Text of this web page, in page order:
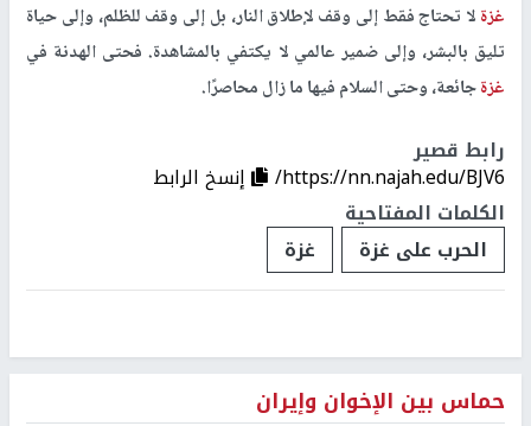
غزةلا تحتاج فقط إلى وقف لإطلاق النار، بل إلى وقف للظلم، وإلى حياة
تليق بالبشر، وإلى ضمير عالمي لا يكتفي بالمشاهدة. فحتى الهدنة في
غزةجائعة، وحتى السلام فيها ما زال محاصرًا.
رابط قصير
https://nn.najah.edu/BJV6/
إنسخ الرابط
الكلمات المفتاحية
الحرب على غزة
غزة
حماس بين الإخوان وإيران